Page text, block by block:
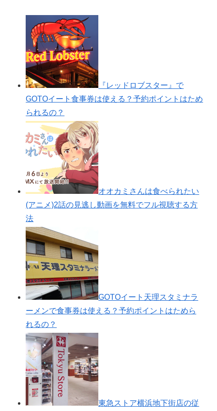
『レッドロブスター』で
GOTOイート食事券は使える？予約ポイントはため
られるの？
オオカミさんは食べられたい
(アニメ)2話の見逃し動画を無料でフル視聴する方
法
GOTOイート天理スタミナラ
ーメンで食事券は使える？予約ポイントはためら
れるの？
東急ストア横浜地下街店の従